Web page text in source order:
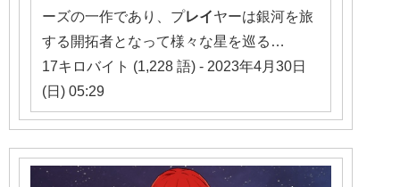
ーズの一作であり、プレイヤーは銀河を旅
する開拓者となって様々な星を巡る…
17キロバイト (1,228 語) - 2023年4月30日
(日) 05:29